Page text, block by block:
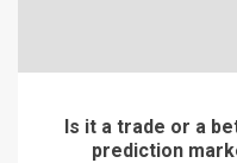
Is it a trade or a
prediction